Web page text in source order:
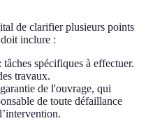
de clarifier plusieurs points
inclure :
: tâches spécifiques à effectuer.
travaux.
de l'ouvrage, qui
de toute défaillance